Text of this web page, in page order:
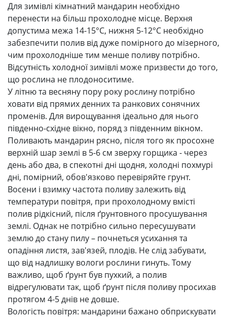
Для зимівлі кімнатний мандарин необхідно
перенести на більш прохолодне місце. Верхня
допустима межа 14-15°C, нижня 5-12°C необхідно
забезпечити полив від дуже помірного до мізерного,
чим прохолодніше тим менше поливу потрібно.
Відсутність холодної зимівлі може призвести до того,
що рослина не плодоноситиме.
У літню та весняну пору року рослину потрібно
ховати від прямих денних та ранкових сонячних
променів. Для вирощування ідеально для нього
південно-східне вікно, поряд з південним вікном.
Поливають мандарин рясно, після того як просохне
верхній шар землі в 5-6 см зверху горщика - через
день або два, в спекотні дні щодня, холодні похмурі
дні, помірний, обов'язково перевіряйте грунт.
Восени і взимку частота поливу залежить від
температури повітря, при прохолодному вмісті
полив рідкісний, після ґрунтовного просушування
землі. Однак не потрібно сильно пересушувати
землю до стану пилу – почнеться усихання та
опадіння листя, зав'язей, плодів. Не слід забувати,
що від надлишку вологи рослини гинуть. Тому
важливо, щоб ґрунт був пухкий, а полив
відрегулювати так, щоб ґрунт після поливу просихав
протягом 4-5 днів не довше.
Вологість повітря: мандарини бажано обприскувати